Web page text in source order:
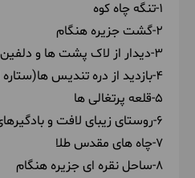
1-تنگه چاه کوه
2-گشت جزیره هنگام
3-دیدار از لاک پشت ها و دلفین های خلیج فارس
4-بازدید از دره تندیس ها(ستاره افتاده)
5-قلعه پرتغالی ها
6-روستای زیبای لافت و بادگیرهای آن
7-چاه های مقدس طلا
8-ساحل نقره ای جزیره هنگام